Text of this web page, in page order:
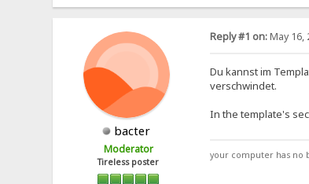
bacter
Moderator
Tireless poster
Reply #1 on:May 16,
Du kannst im
verschwindet.
In the template's
your computer has no